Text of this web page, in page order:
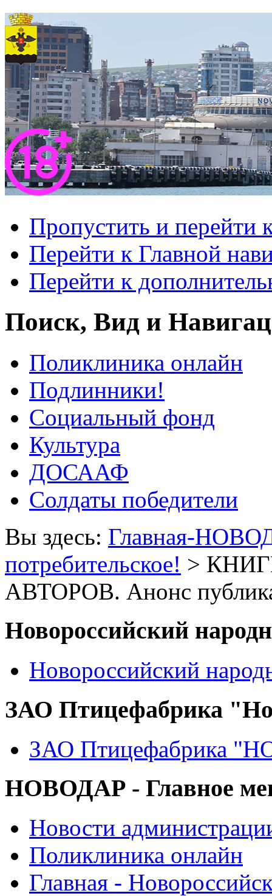
Пропустить и перейти
Перейти к Главной
Перейти к
Поиск, Вид и
Поликлиника онлайн
Подлинники!
Социальный фонд
Культура
ДОСААФ
Солдаты победители
Вы здесь: Главная-
потребительское! >
АВТОРОВ. Анонс
Новороссийский
Новороссийский
ЗАО Птицефабрика
ЗАО Птицефабрика
НОВОДАР - Главное
Новости
Поликлиника онлайн
Главная -